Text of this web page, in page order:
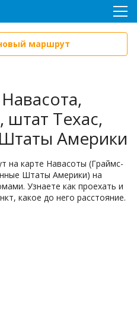
маршрут
штат Техас,
Америки
карте Навасоты (Граймс-
Штаты Америки) на
Узнаете как проехать и
какое до него расстояние.